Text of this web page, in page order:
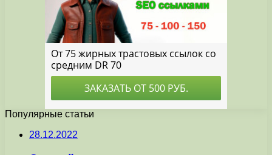
Популярные статьи
28.12.2022